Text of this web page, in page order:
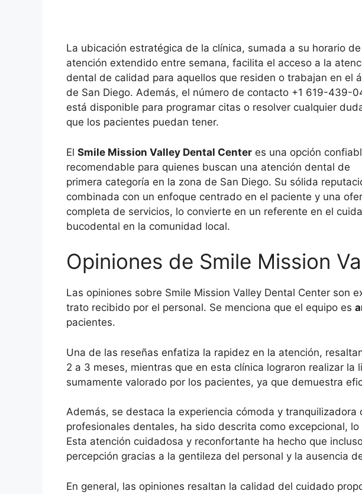
La ubicación estratégica de la clínica, sumada a su horario de
atención extendido entre semana, facilita el acceso a la
dental de calidad para aquellos que residen o trabajan en el
de San Diego. Además, el número de contacto +1 619-439-
está disponible para programar citas o resolver cualquier
que los pacientes puedan tener.
El Smile Mission Valley Dental Center es una opción
recomendable para quienes buscan una atención dental de
primera categoría en la zona de San Diego. Su sólida
combinada con un enfoque centrado en el paciente y una
completa de servicios, lo convierte en un referente en el
bucodental en la comunidad local.
Opiniones de Smile Mission
Las opiniones sobre Smile Mission Valley Dental Center son
trato recibido por el personal. Se menciona que el equipo es
pacientes.
Una de las reseñas enfatiza la rapidez en la atención,
2 a 3 meses, mientras que en esta clínica lograron realizar
sumamente valorado por los pacientes, ya que demuestra
Además, se destaca la experiencia cómoda y
profesionales dentales, ha sido descrita como excepcional,
Esta atención cuidadosa y reconfortante ha hecho que
percepción gracias a la gentileza del personal y la ausencia
En general, las opiniones resaltan la calidad del cuidado